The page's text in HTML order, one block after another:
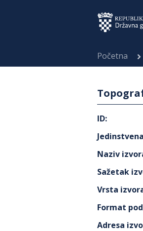
Početna
ID:
Naziv
Sažetak
Vrsta
Format
Adresa